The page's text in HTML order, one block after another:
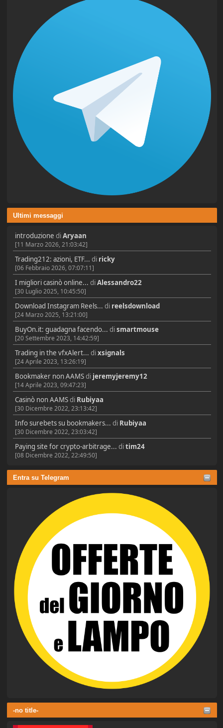
Ultimi messaggi
introduzione diAryaan
[11 Marzo 2026, 21:03:42]
Trading212: azioni, ETF... di ricky
[06 Febbraio 2026, 07:07:11]
I migliori casinò online... diAlessandro22
[30 Luglio 2025, 10:45:50]
Download Instagram Reels... di reelsdownload
[24 Marzo 2025, 13:21:00]
BuyOn.it: guadagna facendo... dismartmouse
[20 Settembre 2023, 14:42:59]
Trading in the vfxAlert... dixsignals
[24 Aprile 2023, 13:26:19]
Bookmaker non AAMSdi jeremyjeremy12
[14 Aprile 2023, 09:47:23]
Casinò non AAMSdi Rubiyaa
[30 Dicembre 2022, 23:13:42]
Info surebets su bookmakers... di Rubiyaa
[30 Dicembre 2022, 23:03:42]
Paying site for crypto-arbitrage... ditim24
[08 Dicembre 2022, 22:49:50]
Entra su Telegram
-no title-